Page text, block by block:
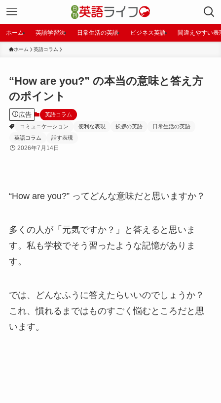
ホーム 英語学習法 日常生活の英語 ビジネス英語 間違えやすい表
ホーム 英語コラム
“How are you?” の本当の意味と答え方
のポイント
広告
英語コラム
コミュニケーション
便利な表現 挨拶の英語
日常生活の英語
英語コラム
話す表現
2026年7月14日
“How are you?” ってどんな意味だと思いますか？
多くの人が「元気ですか？」と答えると思いま
す。私も学校でそう習ったような記憶がありま
す。
では、どんなふうに答えたらいいのでしょうか？
これ、慣れるまではものすごく悩むところだと思
います。